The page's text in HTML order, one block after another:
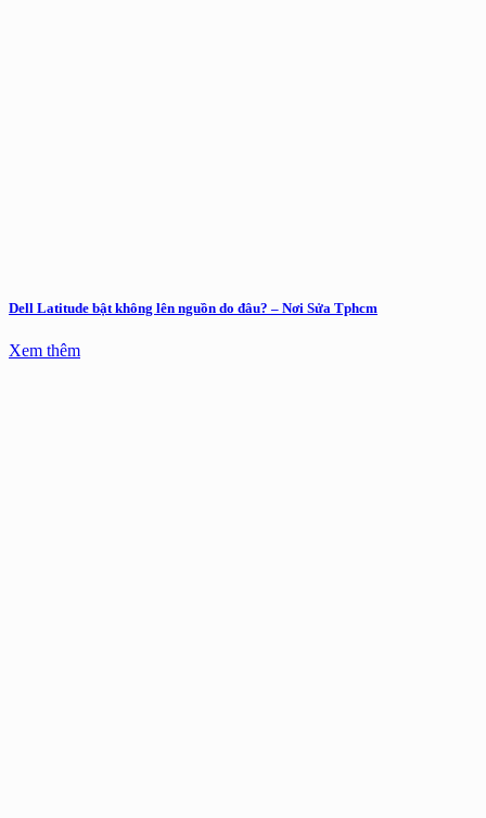
Dell Latitude bật không lên nguồn do đâu? – Nơi Sửa Tphcm
Xem thêm